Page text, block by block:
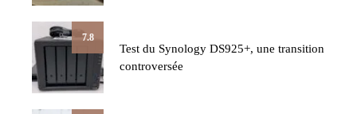
7.8
Test du Synology DS925+, une transition
controversée